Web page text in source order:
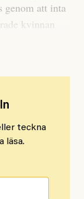
genom att inta
kvinnan
teckna
läsa.